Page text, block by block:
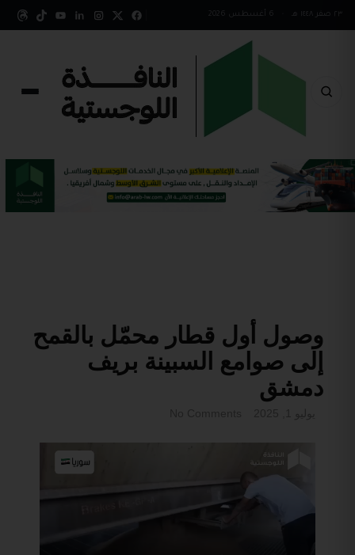
٢٣ صفر ١٤٤٨ هـ 6 أغسطس 2026
وصول أول قطار محمّل بالقمح
إلى صوامع السبينة بريف
دمشق